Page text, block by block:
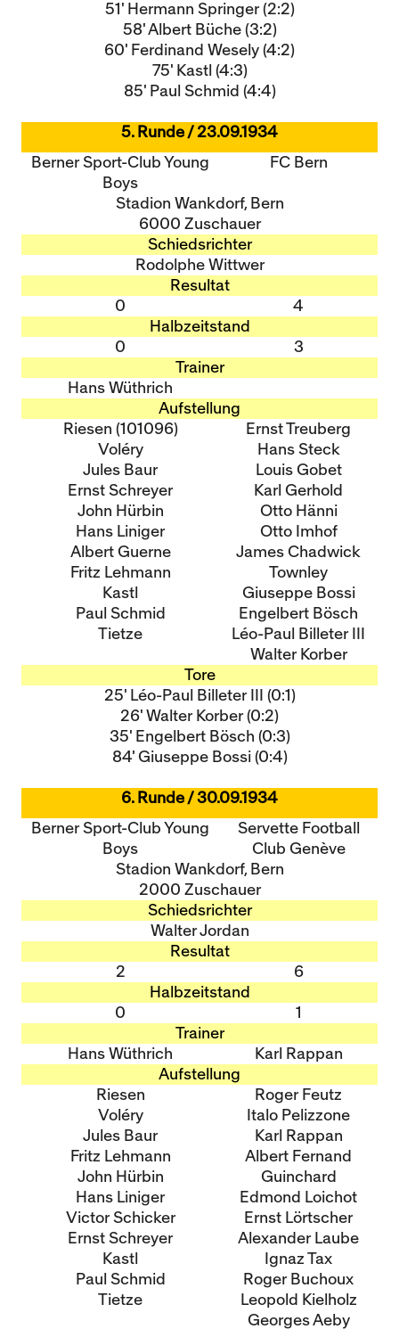
51' Hermann Springer (2:2)
58' Albert Büche (3:2)
60' Ferdinand Wesely (4:2)
75' Kastl (4:3)
85' Paul Schmid (4:4)
5. Runde / 23.09.1934
Berner Sport-Club Young
Boys
FC Bern
Stadion Wankdorf, Bern
6000 Zuschauer
Schiedsrichter
Rodolphe Wittwer
Resultat
0
4
Halbzeitstand
0
3
Trainer
Hans Wüthrich
Aufstellung
Riesen (101096)
Voléry
Jules Baur
Ernst Schreyer
John Hürbin
Hans Liniger
Albert Guerne
Fritz Lehmann
Kastl
Paul Schmid
Tietze
Ernst Treuberg
Hans Steck
Louis Gobet
Karl Gerhold
Otto Hänni
Otto Imhof
James Chadwick
Townley
Giuseppe Bossi
Engelbert Bösch
Léo-Paul Billeter III
Walter Korber
Tore
25' Léo-Paul Billeter III (0:1)
26' Walter Korber (0:2)
35' Engelbert Bösch (0:3)
84' Giuseppe Bossi (0:4)
6. Runde / 30.09.1934
Berner Sport-Club Young
Boys
Servette Football
Club Genève
Stadion Wankdorf, Bern
2000 Zuschauer
Schiedsrichter
Walter Jordan
Resultat
2
6
Halbzeitstand
0
1
Trainer
Hans Wüthrich
Karl Rappan
Aufstellung
Riesen
Voléry
Jules Baur
Fritz Lehmann
John Hürbin
Hans Liniger
Victor Schicker
Ernst Schreyer
Kastl
Paul Schmid
Tietze
Roger Feutz
Italo Pelizzone
Karl Rappan
Albert Fernand
Guinchard
Edmond Loichot
Ernst Lörtscher
Alexander Laube
Ignaz Tax
Roger Buchoux
Leopold Kielholz
Georges Aeby